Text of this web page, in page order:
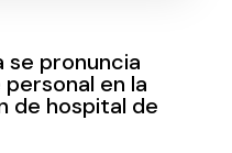
pronuncia
en la
de hospital de